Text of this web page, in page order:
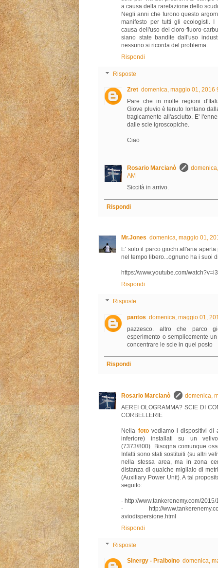
a causa della rarefazione dello
Negli anni che furono questo
manifesto per tutti gli ecologisti.
causa dell'uso dei cloro-fluoro-
siano state bandite dall'uso
nessuno si ricorda del problema.
Rispondi
Risposte
Zret domenica, maggio 01, 2016
Pare che in molte regioni
Giove pluvio è tenuto lontano
tragicamente all'asciutto. E'
dalle scie igroscopiche.
Ciao
Rosario Marcianò
AM
Siccità in arrivo.
Rispondi
Mr.Jones domenica, maggio 01,
E' solo il parco giochi all'aria
nel tempo libero...ognuno ha i suoi
https://www.youtube.com/
Rispondi
Risposte
pantos domenica, maggio 01,
pazzesco. altro che parco
esperimento o semplicemente
concentrare le scie in quel posto
Rispondi
Rosario Marcianò
domenica,
AEREI OLOGRAMMA? SCIE DI
CORBELLERIE
Nella fotovediamo i dispositivi di
inferiore) installati su un
(7373\800). Bisogna comunque
Infatti sono stati sostituiti (su altri
nella stessa area, ma in zona
distanza di qualche migliaio di
(Auxiliary Power Unit). A tal
seguito:
- http://www.tankerenemy.com/
- http://
aviodispersione.html
Rispondi
Risposte
Sinergy - Pralboino domenica,